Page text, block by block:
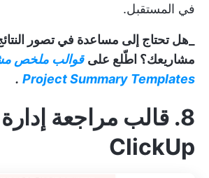
في المستقبل.
_هل تحتاج إلى مساعدة في تصور
مشاريعك؟ اطّلع على
Project Summary Templates
.
8. قالب مراجعة
ClickUp